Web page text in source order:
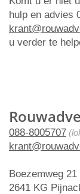
088-8005707
Boezemweg 21
2641 KG
hulp en advies
u verder te